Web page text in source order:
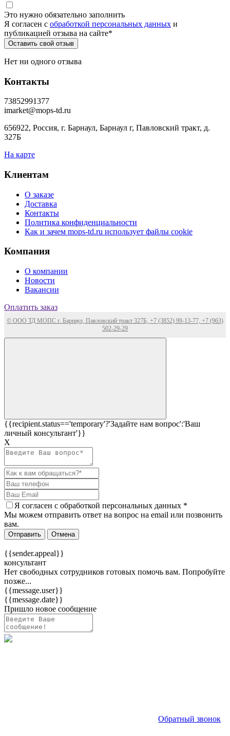
Это нужно обязательно заполнить
Я согласен c обработкой персональных данных и
публикацией отзыва на сайте*
Нет ни одного отзыва
Контакты
73852991377
imarket@mops-td.ru
656922, Россия, г. Барнаул, Барнаул г, Павловский тракт, д.
327Б
На карте
Клиентам
О заказе
Доставка
Контакты
Политика конфиденциальности
Как и зачем mops-td.ru использует файлы cookie
Компания
О компании
Новости
Вакансии
Оплатить заказ
© ООО ТД МОПС г. Барнаул, Павловский тракт 327Б, +7 (3852) 99-13-77, +7 (963)
502-29-29
{{recipient.status=='temporary'?'Задайте нам вопрос':'Ваш
личный консультант'}}
Х
Я согласен c обработкой персональных данных *
Мы можем отправить ответ на вопрос на email или позвонить
вам.
Отправить Отмена
{{sender.appeal}}
консультант
Нет свободных сотрудников готовых помочь вам. Попробуйте
позже...
{{message.user}}
{{message.date}}
Пришло новое сообщение
Обратный звонок